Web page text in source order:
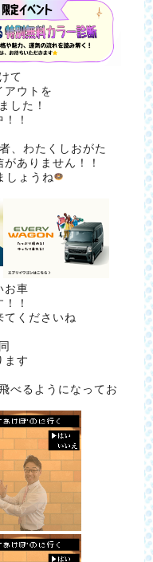
て
アウトを
した！
！
、わたくしおがた
ありません！！
しょうね
お車
！
てくださいね
ます
べるようになってお